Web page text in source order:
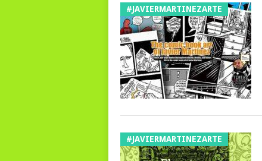
#JAVIERMARTINEZARTE
#JAVIERMARTINEZARTE